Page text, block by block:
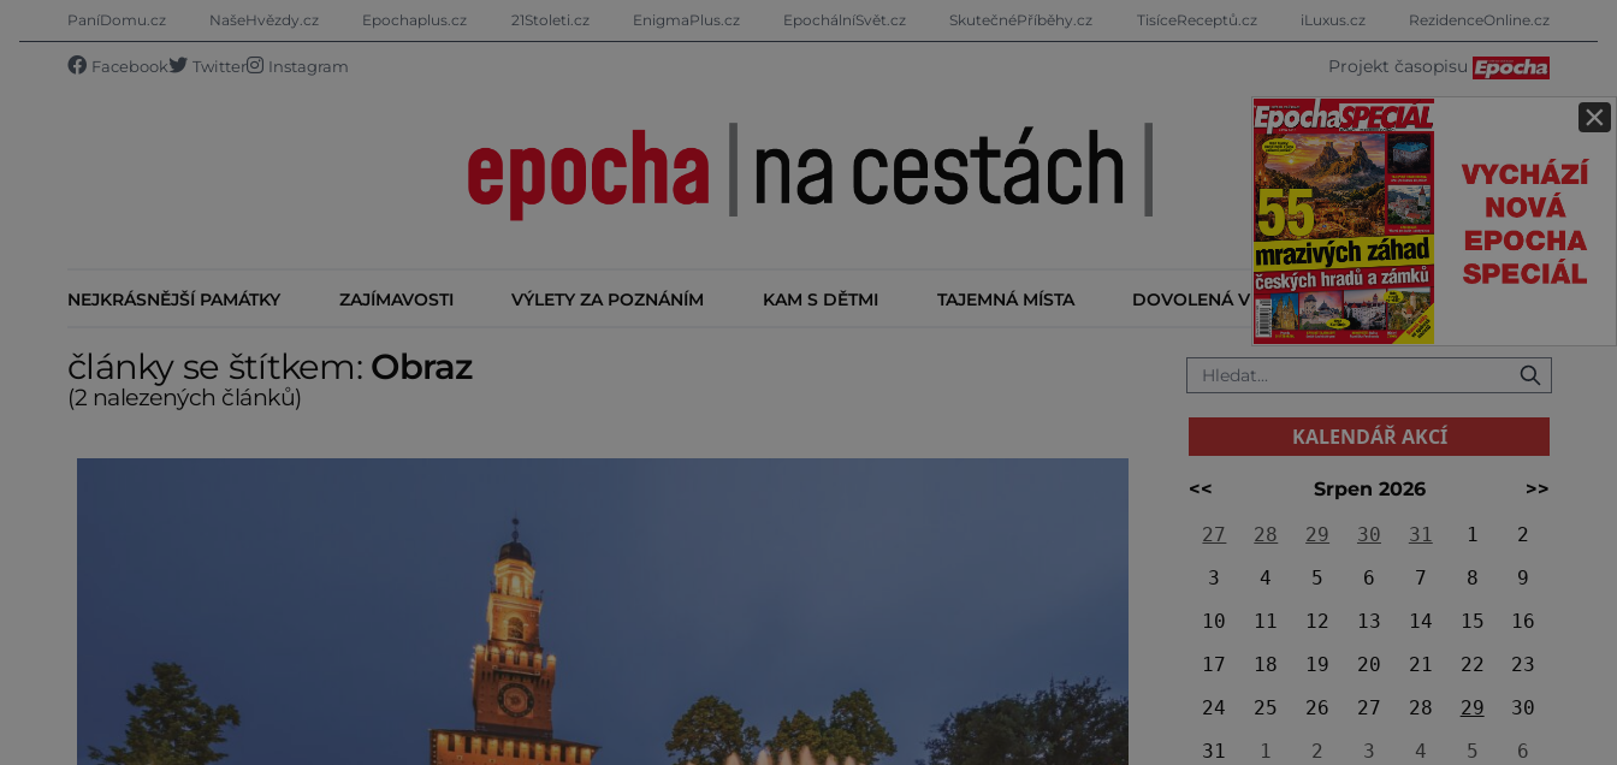
×
PaníDomu.cz NašeHvězdy.cz Epochaplus.cz 21Stoleti.cz EnigmaPlus.cz EpochálníSvět.cz SkutečnéPříběhy.cz TisíceReceptů.cz iLuxus.cz RezidenceOnline.cz
Facebook Twitter Instagram Projekt časopisu
NEJKRÁSNĚJŠÍ PAMÁTKY ZAJÍMAVOSTI VÝLETY ZA POZNÁNÍM KAM S DĚTMI TAJEMNÁ MÍSTA DOVOLENÁ V ZAHRANIČÍ KALENDÁŘ AKCÍ
články se štítkem: Obraz
(2 nalezených článků)
KALENDÁŘ AKCÍ
<< Srpen 2026
>>
27
28 29 30 31 1
2
3
4 5 6 7 8
9
10
11 12 13 14 15
16
17
18 19 20 21 22
23
24
25 26 27 28 29
30
31
1 2 3 4 5 6